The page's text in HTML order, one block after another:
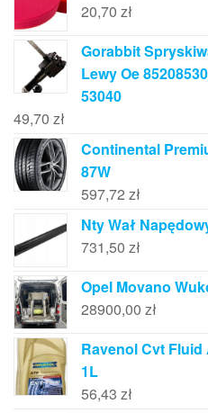
20,70 zł
Gorabbit
Lewy Oe
53040
49,70 zł
Continental
87W
597,72 zł
Nty Wał
731,50 zł
Opel Movano
28900,00 zł
Ravenol Cvt
1L
56,43 zł